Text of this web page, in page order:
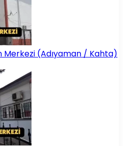
Merkezi (Adıyaman / Kahta)